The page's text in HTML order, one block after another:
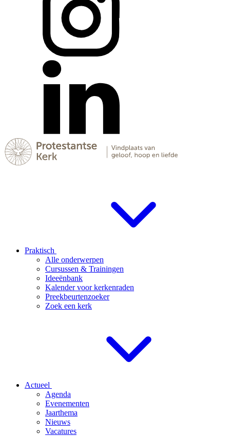
Praktisch
Alle onderwerpen
Cursussen & Trainingen
Ideeënbank
Kalender voor kerkenraden
Preekbeurtenzoeker
Zoek een kerk
Actueel
Agenda
Evenementen
Jaarthema
Nieuws
Vacatures